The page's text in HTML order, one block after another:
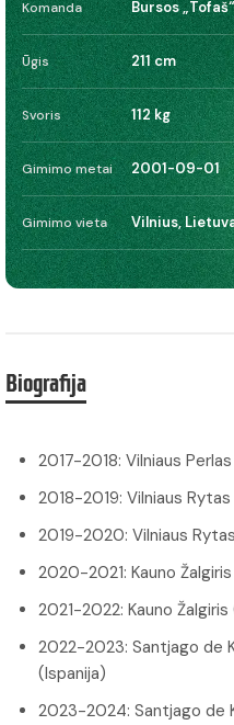
Komanda Bursos „Tofaš“
Ūgis 211 cm
Svoris 112 kg
Gimimo metai 2001-09-01
Gimimo vieta Vilnius,
Biografija
2017-2018: Vilniaus
2018-2019: Vilniaus
2019-2020: Vilniaus
2020-2021: Kauno
2021-2022: Kauno Žalgiris
2022-2023: Santjago de
(Ispanija)
2023-2024: Santjago de